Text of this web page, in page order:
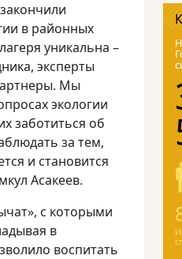
в районных
уникальна –
эксперты
Мы
экологии
заботиться об
за тем,
и становится
Асакеев.
с которыми
в
воспитать